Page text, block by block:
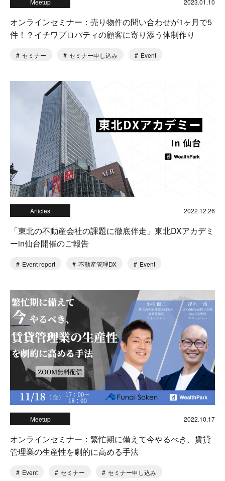
Meetup 2023.01.10
オンラインセミナー：売り物件の問い合わせが1ヶ月で5
件！？イチワプロパティの顧客に寄り添う体制作り
セミナー セミナー申し込み Event
Articles 2022.12.26
「東北の不動産会社の課題に徹底伴走」東北DXアカデミ
ーin仙台開催のご報告
Event report 不動産管理DX Event
Meetup 2022.10.17
オンラインセミナー：繁忙期に備えて今やるべき、賃貸
管理業の生産性を劇的に高める手法
Event セミナー セミナー申し込み